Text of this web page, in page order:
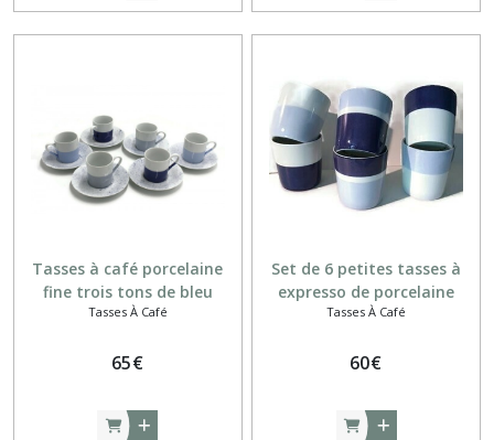
Tasses à café porcelaine
fine trois tons de bleu
Tasses À Café
65€
Set de 6 petites tasses à
expresso de porcelaine
Tasses À Café
60€